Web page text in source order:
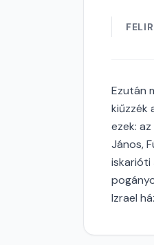
Ezután
kiűzzék
ezek:
János,
iskarióti
Izrael